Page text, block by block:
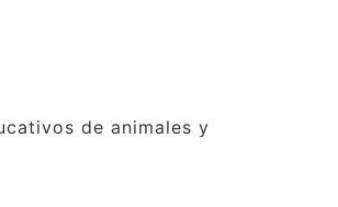
de animales y